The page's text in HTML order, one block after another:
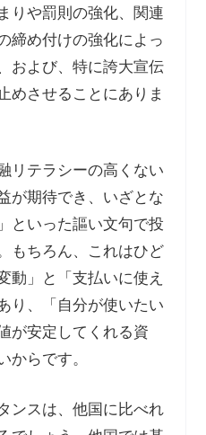
りや罰則の強化、関連
締め付けの強化によっ
および、特に誇大宣伝
めさせることにありま
リテラシーの高くない
が期待でき、いざとな
といった謳い文句で投
もちろん、これはひど
動」と「支払いに使え
り、「自分が使いたい
が安定してくれる資
からです。
ンスは、他国に比べれ